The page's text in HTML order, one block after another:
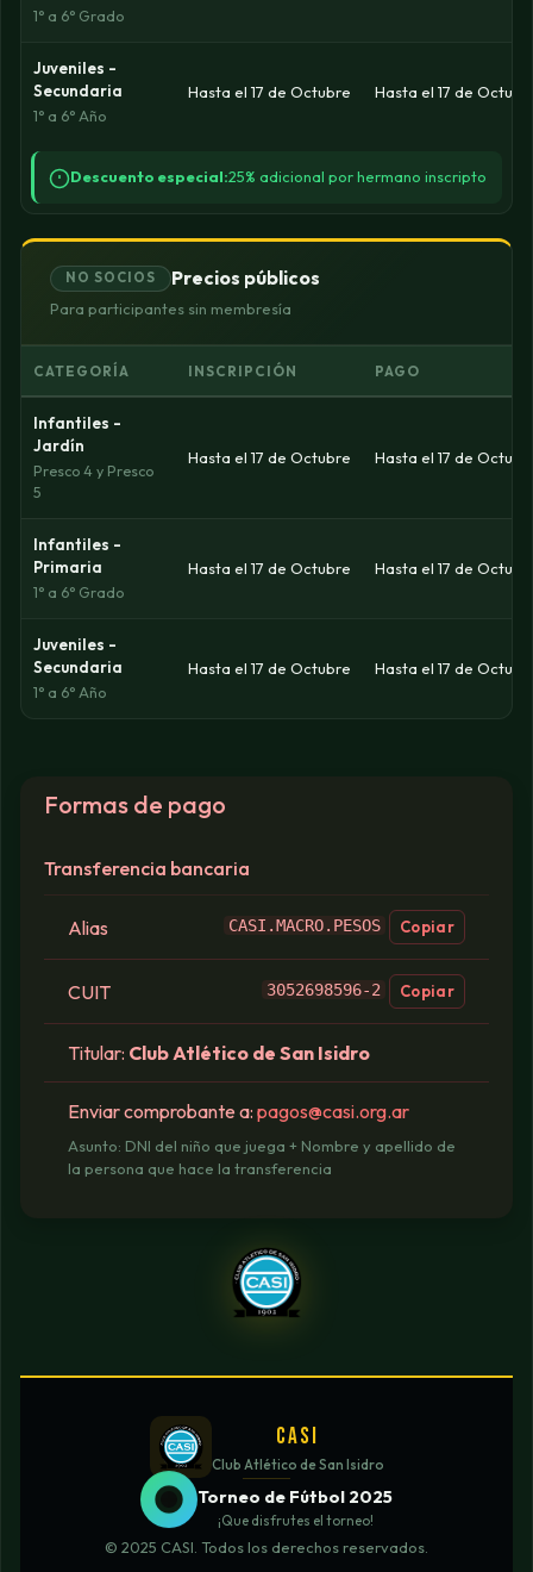
1° a 6° Grado
Juveniles -
Secundaria
1° a 6° Año
Hasta el 17 de Octubre Hasta el 17 de
Descuento especial:25% adicional por hermano inscripto
NO SOCIOS Precios públicos
Para participantes sin membresía
CATEGORÍA INSCRIPCIÓN PAGO
Infantiles -
Jardín
Presco 4 y Presco
5
Hasta el 17 de Octubre Hasta el 17 de
Infantiles -
Primaria
1° a 6° Grado
Hasta el 17 de Octubre Hasta el 17 de
Juveniles -
Secundaria
1° a 6° Año
Hasta el 17 de Octubre Hasta el 17 de
Formas de pago
Transferencia bancaria
Alias CASI.MACRO.PESOS Copiar
CUIT 3052698596-2 Copiar
Titular: Club Atlético de San Isidro
Enviar comprobante a: pagos@casi.org.ar
Asunto: DNI del niño que juega + Nombre y apellido de
la persona que hace la transferencia
CASI
Club Atlético de San Isidro
Torneo de Fútbol 2025
¡Que disfrutes el torneo!
© 2025 CASI. Todos los derechos reservados.